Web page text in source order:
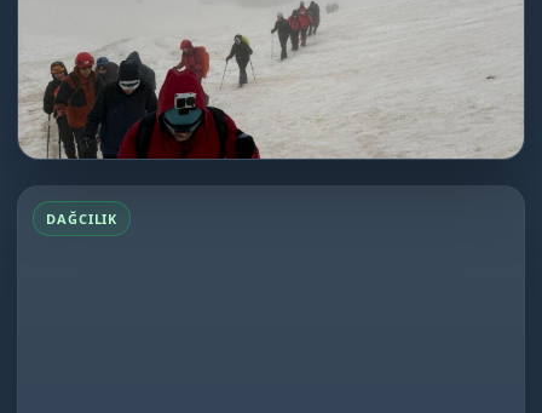
★★★★★
Bizi Bizden daha çok düşünen harika rehberlerle...
DEVAMINI OKU Emler Dağı Tırmanışı
DAĞCILIK